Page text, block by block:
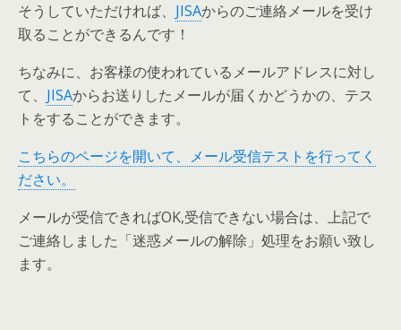
そうしていただければ、 JISAからのご連絡メールを受け
取ることができるんです！
ちなみに、お客様の使われているメールアドレスに対し
て、 JISAからお送りしたメールが届くかどうかの、テス
トをすることができます。
こちらのページを開いて、メール受信テストを行ってく
ださい。
メールが受信できればOK,受信できない場合は、上記で
ご連絡しました「迷惑メールの解除」処理をお願い致し
ます。